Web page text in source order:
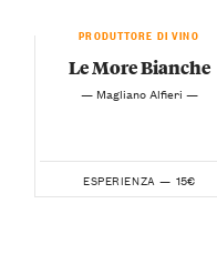
PRODUTTORE DI VINO
Le More Bianche
— Magliano Alfieri —
ESPERIENZA — 15€